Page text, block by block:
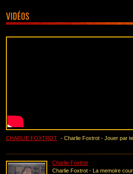
CHARLIE FOXTROT - Charlie Foxtrot - Jouer par
Charlie Foxtrot
Charlie Foxtrot - La memoire